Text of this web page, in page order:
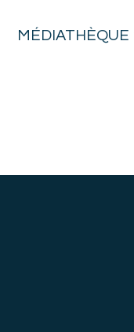
MÉDIATHÈQUE